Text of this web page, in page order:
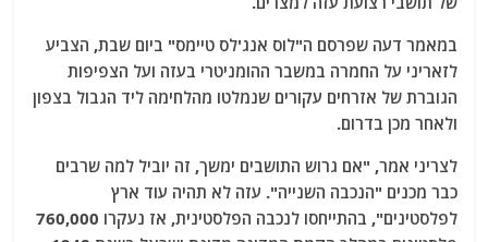
במאמר דעה שפרסם ה"לוס אנג'לס טיימס" ביום שבת, הצביע
לזאריני על החמרה במשבר ההומניטרי בעזה ועל הצפיפות
הגוברת של אזרחים עקורים שנמלטו מהלחימה ליד הגבול בצפון
ולאחר מכן בדרום.
לצריני אמר, "אם גרוש התושבים ימשך, זה יוביל למה שרבים
כבר מכנים "הנכבה השנייה". עזה לא תהיה עוד ארץ
לפלסטינים", בהתייחסו לנכבה הפלסטינית, אז נעקרו 760,000